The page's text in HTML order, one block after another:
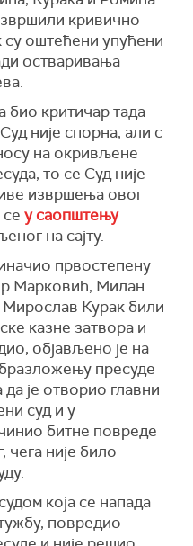
кривично
оштећени упућени
остваривања
био критичар тада
није спорна, али с
на окривљене
то се Суд није
извршења овог
у саопштењу
на сајту.
првостепену
Марковић, Милан
Курак били
казне затвора и
објављено је на
пресуде
је отворио главни
суд и у
битне повреде
чега није било
која се напада
повредио